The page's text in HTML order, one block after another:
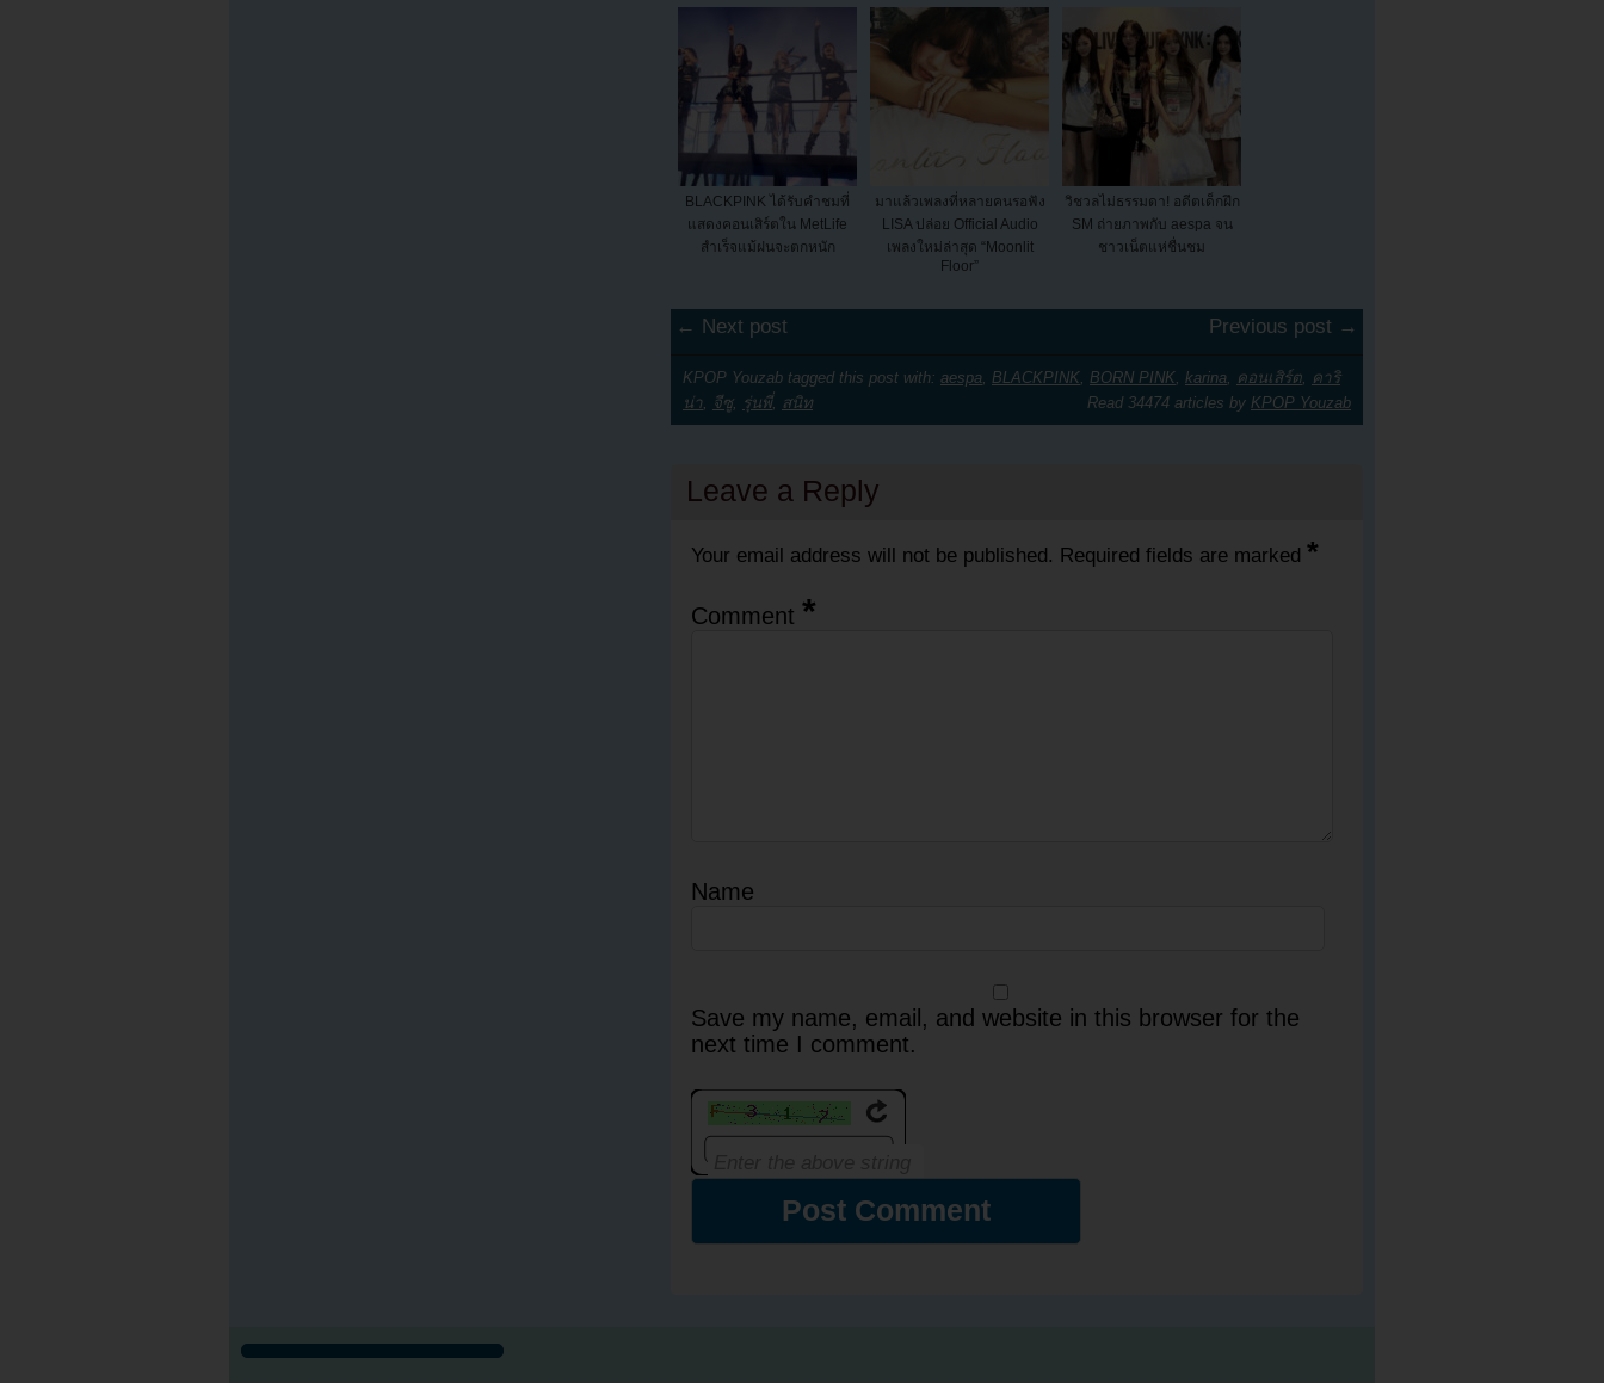
BLACKPINK ได้รับคำชมที่
แสดงคอนเสิร์ตใน MetLife
สำเร็จแม้ฝนจะตกหนัก
มาแล้วเพลงที่หลายคนรอฟัง
LISA ปล่อย Official Audio
เพลงใหม่ล่าสุด “Moonlit
Floor”
วิชวลไม่ธรรมดา! อดีตเด็กฝึก
SM ถ่ายภาพกับ aespa จน
ชาวเน็ตแห่ชื่นชม
← Next post Previous post →
KPOP Youzab tagged this post with: aespa BLACKPINK BORN PINK karina คอนเสิร์ต
คาริ
น่า
จีซู, รุ่นพี่, สนิท Read 34474 articles by KPOP Youzab
Leave a Reply
Your email address will not be published. Required fields are marked *
Comment *
Name
Save my name, email, and website in this browser for the
next time I comment.